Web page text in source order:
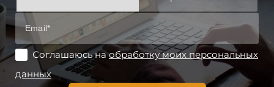
Соглашаюсь наобработку моих персональных
данных